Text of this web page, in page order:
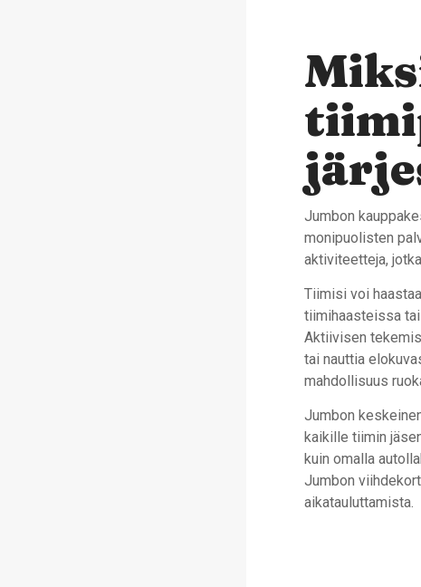
Jumbon
monipuolisten
aktiviteetteja,
Tiimisi voi
tiimihaasteissa
Aktiivisen
tai nauttia
mahdollisuus
Jumbon
kaikille tiimin
kuin omalla
Jumbon
aikatauluttamista.